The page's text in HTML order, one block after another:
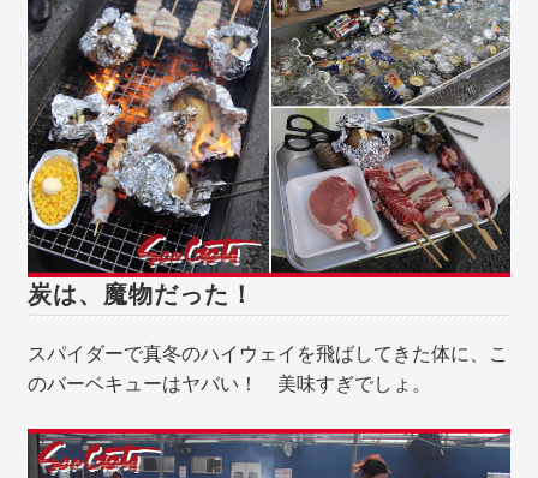
炭は、魔物だった！
スパイダーで真冬のハイウェイを飛ばしてきた体に、こ
のバーベキューはヤバい！ 美味すぎでしょ。